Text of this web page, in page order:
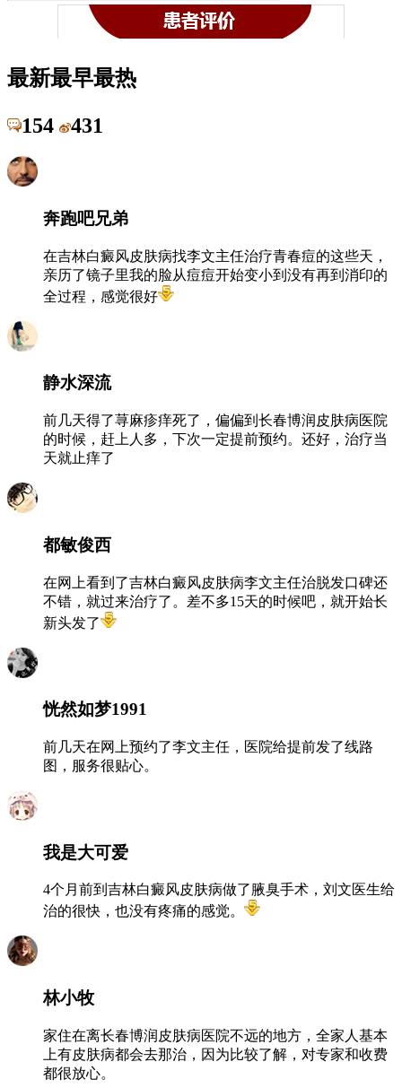
最新最早最热
154 431
奔跑吧兄弟
在吉林白癜风皮肤病找李文主任治疗青春痘的这些天，
亲历了镜子里我的脸从痘痘开始变小到没有再到消印的
全过程，感觉很好
静水深流
前几天得了荨麻疹痒死了，偏偏到长春博润皮肤病医院
的时候，赶上人多，下次一定提前预约。还好，治疗当
天就止痒了
都敏俊西
在网上看到了吉林白癜风皮肤病李文主任治脱发口碑还
不错，就过来治疗了。差不多15天的时候吧，就开始长
新头发了
恍然如梦1991
前几天在网上预约了李文主任，医院给提前发了线路
图，服务很贴心。
我是大可爱
4个月前到吉林白癜风皮肤病做了腋臭手术，刘文医生给
治的很快，也没有疼痛的感觉。
林小牧
家住在离长春博润皮肤病医院不远的地方，全家人基本
上有皮肤病都会去那治，因为比较了解，对专家和收费
都很放心。